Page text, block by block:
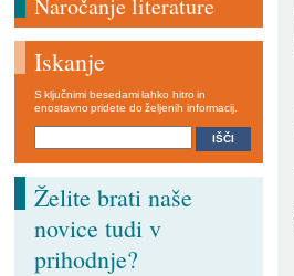
Naročanje literature
Iskanje
S ključnimi besedami lahko hitro in
enostavno pridete do željenih informacij.
Želite brati naše
novice tudi v
prihodnje?